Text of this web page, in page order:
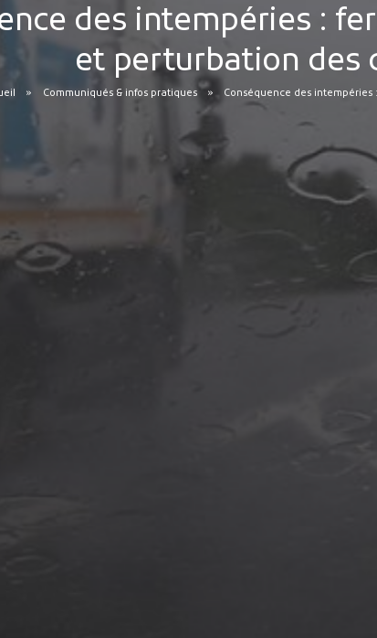
des intempéries :
et perturbation des
Communiqués & infos pratiques Conséquence des